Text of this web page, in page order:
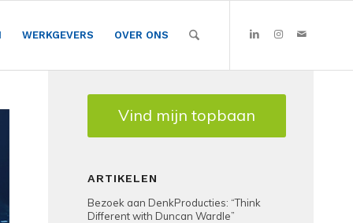
WERKGEVERS OVER ONS
Vind mijn topbaan
ARTIKELEN
Bezoek aan DenkProducties: “Think
Different with Duncan Wardle”